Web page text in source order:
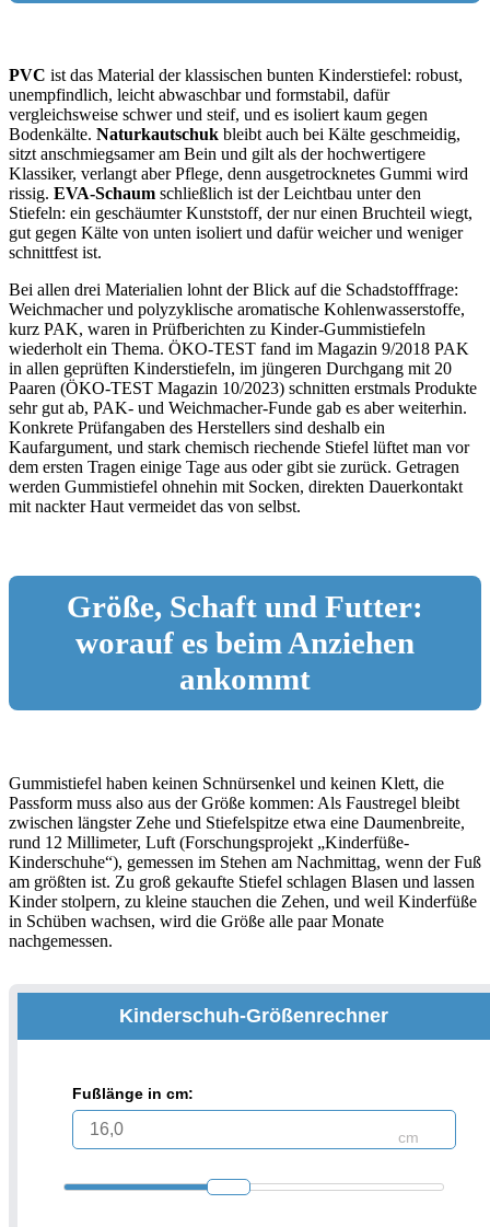
PVC ist das Material der klassischen bunten Kinderstiefel: robust,
unempfindlich, leicht abwaschbar und formstabil, dafür
vergleichsweise schwer und steif, und es isoliert kaum gegen
Bodenkälte. Naturkautschuk bleibt auch bei Kälte geschmeidig,
sitzt anschmiegsamer am Bein und gilt als der hochwertigere
Klassiker, verlangt aber Pflege, denn ausgetrocknetes Gummi wird
rissig. EVA-Schaum schließlich ist der Leichtbau unter den
Stiefeln: ein geschäumter Kunststoff, der nur einen Bruchteil wiegt,
gut gegen Kälte von unten isoliert und dafür weicher und weniger
schnittfest ist.
Bei allen drei Materialien lohnt der Blick auf die Schadstofffrage:
Weichmacher und polyzyklische aromatische Kohlenwasserstoffe,
kurz PAK, waren in Prüfberichten zu Kinder-Gummistiefeln
wiederholt ein Thema. ÖKO-TEST fand im Magazin 9/2018 PAK
in allen geprüften Kinderstiefeln, im jüngeren Durchgang mit 20
Paaren (ÖKO-TEST Magazin 10/2023) schnitten erstmals Produkte
sehr gut ab, PAK- und Weichmacher-Funde gab es aber weiterhin.
Konkrete Prüfangaben des Herstellers sind deshalb ein
Kaufargument, und stark chemisch riechende Stiefel lüftet man vor
dem ersten Tragen einige Tage aus oder gibt sie zurück. Getragen
werden Gummistiefel ohnehin mit Socken, direkten Dauerkontakt
mit nackter Haut vermeidet das von selbst.
Größe, Schaft und Futter:
worauf es beim Anziehen
ankommt
Gummistiefel haben keinen Schnürsenkel und keinen Klett, die
Passform muss also aus der Größe kommen: Als Faustregel bleibt
zwischen längster Zehe und Stiefelspitze etwa eine Daumenbreite,
rund 12 Millimeter, Luft (Forschungsprojekt „Kinderfüße-
Kinderschuhe“), gemessen im Stehen am Nachmittag, wenn der Fuß
am größten ist. Zu groß gekaufte Stiefel schlagen Blasen und lassen
Kinder stolpern, zu kleine stauchen die Zehen, und weil Kinderfüße
in Schüben wachsen, wird die Größe alle paar Monate
nachgemessen.
Kinderschuh-Größenrechner
Fußlänge in cm:
cm